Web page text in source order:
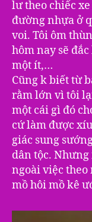
lư theo chiếc
đường nhựa ở
voi. Tôi ôm
hôm nay sẽ
một ít,…
Cũng k biết từ
rằm lớn vì tôi
một cái gì đó
cứ làm được
giác sung
dân tộc.
ngoài việc theo
mồ hôi mồ kê